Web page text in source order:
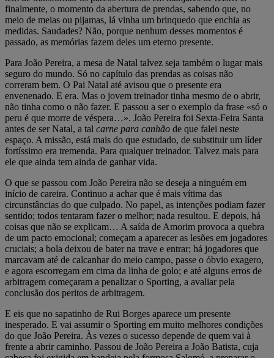
finalmente, o momento da abertura de prendas, sabendo que, no
meio de meias ou pijamas, lá vinha um brinquedo que enchia as
medidas. Saudades? Não, porque nenhum desses momentos é
passado, as memórias fazem deles um eterno presente.
Para João Pereira, a mesa de Natal talvez seja também o lugar mais
seguro do mundo. Só no capítulo das prendas as coisas não
correram bem. O Pai Natal até avisou que o presente era
envenenado. E era. Mas o jovem treinador tinha mesmo de o abrir,
não tinha como o não fazer. E passou a ser o exemplo da frase «só o
peru é que morre de véspera…». João Pereira foi Sexta-Feira Santa
antes de ser Natal, a tal carne para canhão de que falei neste
espaço. A missão, está mais do que estudado, de substituir um líder
fortíssimo era tremenda. Para qualquer treinador. Talvez mais para
ele que ainda tem ainda de ganhar vida.
O que se passou com João Pereira não se deseja a ninguém em
início de careira. Continuo a achar que é mais vítima das
circunstâncias do que culpado. No papel, as intenções podiam fazer
sentido; todos tentaram fazer o melhor; nada resultou. E depois, há
coisas que não se explicam… A saída de Amorim provoca a quebra
de um pacto emocional; começam a aparecer as lesões em jogadores
cruciais; a bola deixou de bater na trave e entrar; há jogadores que
marcavam até de calcanhar do meio campo, passe o óbvio exagero,
e agora escorregam em cima da linha de golo; e até alguns erros de
arbitragem começaram a penalizar o Sporting, a avaliar pela
conclusão dos peritos de arbitragem.
E eis que no sapatinho de Rui Borges aparece um presente
inesperado. E vai assumir o Sporting em muito melhores condições
do que João Pereira. Às vezes o sucesso depende de quem vai à
frente a abrir caminho. Passou de João Pereira a João Batista, cuja